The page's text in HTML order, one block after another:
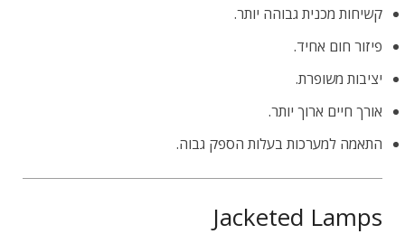
קשיחות מכנית גבוהה יותר.
פיזור חום אחיד.
יציבות משופרת.
אורך חיים ארוך יותר.
התאמה למערכות בעלות הספק גבוה.
Jacketed Lamps